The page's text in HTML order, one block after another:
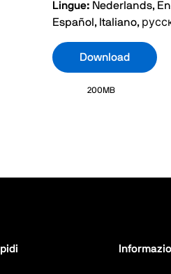
Lingue: Nederlands,
Español, Italiano,
Download
200MB